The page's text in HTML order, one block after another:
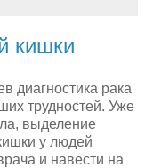
кишки
диагностика рака
трудностей. Уже
выделение
у людей
и навести на